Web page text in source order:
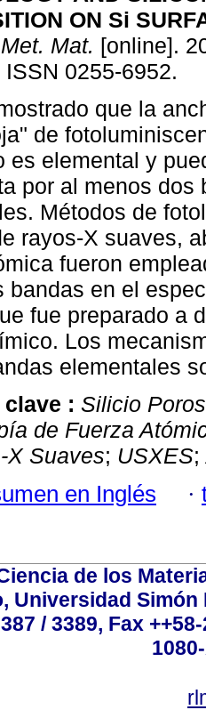
ON Si
Mat. [online].
0255-6952.
que la
de
es elemental y
por al menos dos
Métodos de
rayos-X suaves,
fueron
bandas en el
fue preparado a
Los
elementales
: Silicio
de Fuerza
X Suaves; USXES;
en Inglés ·
de los
Universidad
/ 3389, Fax